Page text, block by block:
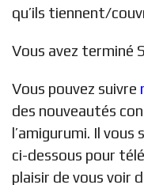
qu’ils tiennent/
Vous avez terminé
Vous pouvez suivre
des nouveautés
l’amigurumi. Il
ci-dessous pour
plaisir de vous voir